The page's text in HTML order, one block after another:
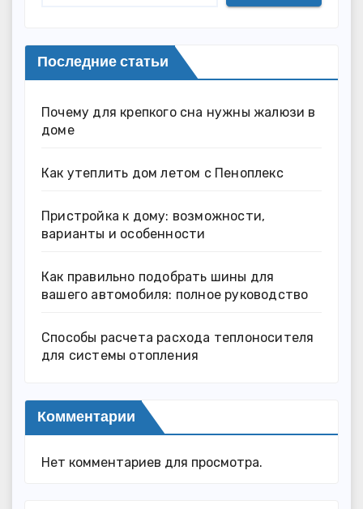
Последние статьи
Почему для крепкого сна нужны жалюзи в
доме
Как утеплить дом летом с Пеноплекс
Пристройка к дому: возможности,
варианты и особенности
Как правильно подобрать шины для
вашего автомобиля: полное руководство
Способы расчета расхода теплоносителя
для системы отопления
Комментарии
Нет комментариев для просмотра.